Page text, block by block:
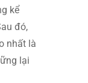
kể
đó,
nhất là
lại